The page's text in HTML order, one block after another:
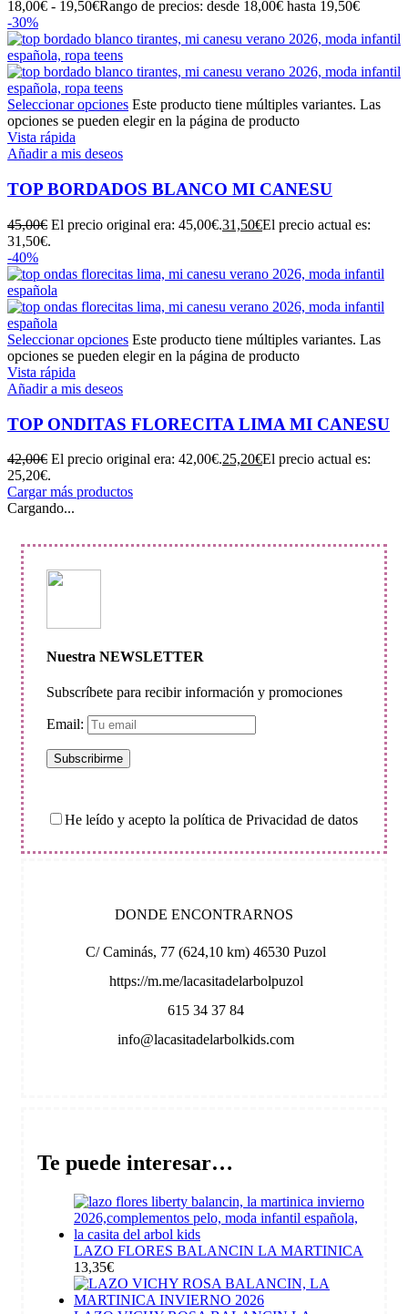
18,00€ - 19,50€Rango de precios: desde 18,00€ hasta 19,50€
-30%
Seleccionar opciones Este producto tiene múltiples variantes. Las
opciones se pueden elegir en la página de producto
Vista rápida
Añadir a mis deseos
TOP BORDADOS BLANCO MI CANESU
45,00€ El precio original era: 45,00€.31,50€El precio actual es:
31,50€.
-40%
Seleccionar opciones Este producto tiene múltiples variantes. Las
opciones se pueden elegir en la página de producto
Vista rápida
Añadir a mis deseos
TOP ONDITAS FLORECITA LIMA MI CANESU
42,00€ El precio original era: 42,00€.25,20€El precio actual es:
25,20€.
Cargar más productos
Cargando...
Nuestra NEWSLETTER
Subscríbete para recibir información y promociones
Email:
He leído y acepto la política de Privacidad de datos
DONDE ENCONTRARNOS
C/ Caminás, 77 (624,10 km) 46530 Puzol
https://m.me/lacasitadelarbolpuzol
615 34 37 84
info@lacasitadelarbolkids.com
Te puede interesar…
LAZO FLORES BALANCIN LA MARTINICA
13,35€